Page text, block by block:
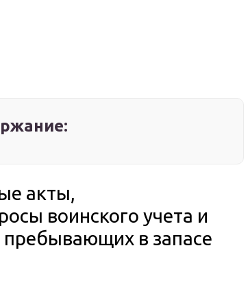
акты,
воинского учета и
в запасе